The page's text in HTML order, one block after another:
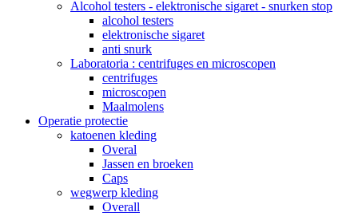
Alcohol testers - elektronische sigaret - snurken stop
alcohol testers
elektronische sigaret
anti snurk
Laboratoria : centrifuges en microscopen
centrifuges
microscopen
Maalmolens
Operatie protectie
katoenen kleding
Overal
Jassen en broeken
Caps
wegwerp kleding
Overall